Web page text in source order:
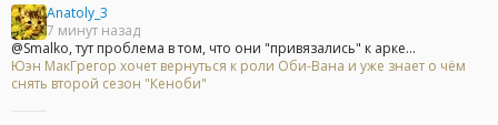
Anatoly_3
7 минут назад
@Smalko, тут проблема в том, что они "привязались" к арке...
Юэн МакГрегор хочет вернуться к роли Оби-Вана и уже знает о чём
снять второй сезон "Кеноби"